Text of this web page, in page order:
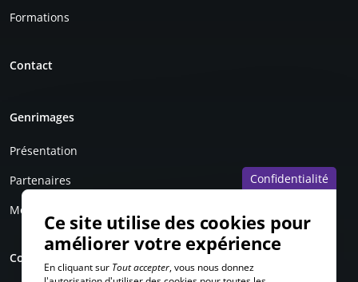
Formations
Contact
Genrimages
Présentation
Partenaires
Mentions légales
Compte personnel
Confidentialité
Ce site utilise des cookies pour
améliorer votre expérience
En cliquant sur Tout accepter, vous nous donnez